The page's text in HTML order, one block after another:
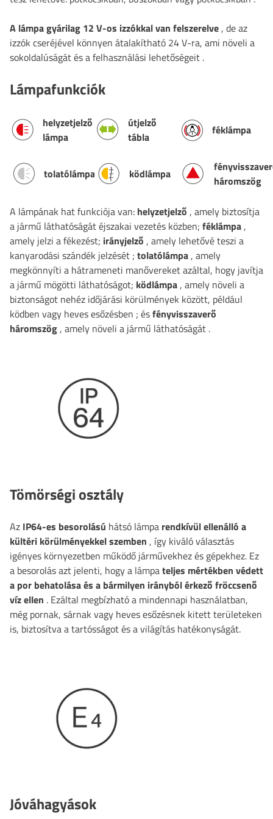
A lámpa gyárilag 12 V-os izzókkal van felszerelve, de az
izzók cseréjével könnyen átalakítható 24 V-ra, ami növeli a
sokoldalúságát és a felhasználási lehetőségeit .
Lámpafunkciók
helyzetjelző
lámpa
útjelző
tábla
féklámpa
tolatólámpa ködlámpa
háromszög
A lámpának hat funkciója van: helyzetjelző , amely biztosítja
a jármű láthatóságát éjszakai vezetés közben; féklámpa,
amely jelzi a fékezést; irányjelző , amely lehetővé teszi a
kanyarodási szándék jelzését ; tolatólámpa, amely
megkönnyíti a hátrameneti manővereket azáltal, hogy javítja
a jármű mögötti láthatóságot; ködlámpa, amely növeli a
biztonságot nehéz időjárási körülmények között, például
ködben vagy heves esőzésben ; ésfényvisszaverő
háromszög, amely növeli a jármű láthatóságát .
Tömörségi osztály
Az IP64-es besorolású hátsó lámpa rendkívül ellenálló a
kültéri körülményekkel szemben , így kiváló választás
igényes környezetben működő járművekhez és gépekhez. Ez
a besorolás azt jelenti, hogy a lámpateljes mértékben védett
a por behatolása és a bármilyen irányból érkező fröccsenő
víz ellen . Ezáltal megbízható a mindennapi használatban,
még pornak, sárnak vagy heves esőzésnek kitett területeken
is, biztosítva a tartósságot és a világítás hatékonyságát.
Jóváhagyások